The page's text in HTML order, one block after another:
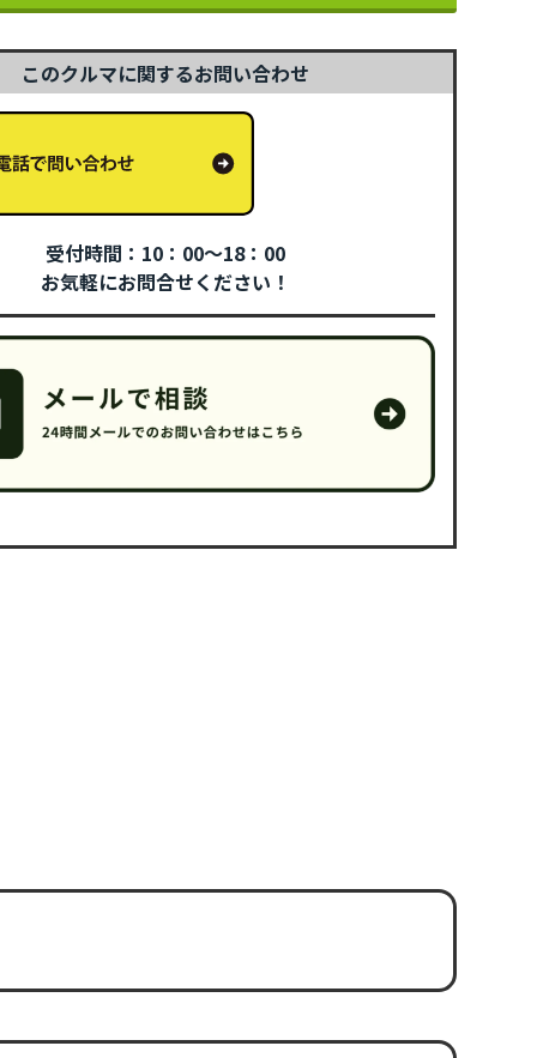
このクルマに関するお問い合わせ
受付時間：10：00～18：00
お気軽にお問合せください！